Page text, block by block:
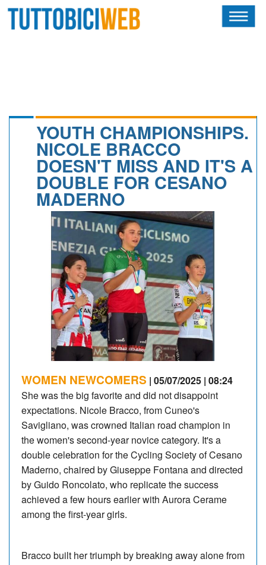
CALENDARIO
ALBI D'ORO
NEWSLETTER
YOUTH CHAMPIONSHIPS.
NICOLE BRACCO
DOESN'T MISS AND IT'S A
DOUBLE FOR CESANO
MADERNO
WOMEN NEWCOMERS | 05/07/2025 | 08:24
She was the big favorite and did not disappoint
expectations. Nicole Bracco, from Cuneo's
Savigliano, was crowned Italian road champion in
the women's second-year novice category. It's a
double celebration for the Cycling Society of Cesano
Maderno, chaired by Giuseppe Fontana and directed
by Guido Roncolato, who replicate the success
achieved a few hours earlier with Aurora Cerame
among the first-year girls.
Bracco built her triumph by breaking away alone from